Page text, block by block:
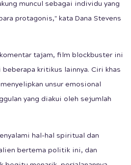
muncul sebagai individu yang
protagonis," kata Dana Stevens
tajam, film blockbuster ini
kritikus lainnya. Ciri khas
unsur emosional
yang diakui oleh sejumlah
hal-hal spiritual dan
bertema politik ini, dan